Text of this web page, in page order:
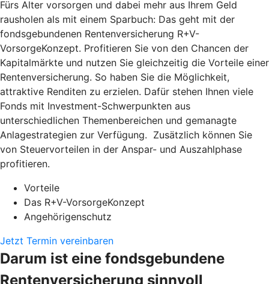
Fürs Alter vorsorgen und dabei mehr aus Ihrem Geld
rausholen als mit einem Sparbuch: Das geht mit der
fondsgebundenen Rentenversicherung R+V-
VorsorgeKonzept. Profitieren Sie von den Chancen der
Kapitalmärkte und nutzen Sie gleichzeitig die Vorteile einer
Rentenversicherung. So haben Sie die Möglichkeit,
attraktive Renditen zu erzielen. Dafür stehen Ihnen viele
Fonds mit Investment-Schwerpunkten aus
unterschiedlichen Themenbereichen und gemanagte
Anlagestrategien zur Verfügung. Zusätzlich können Sie
von Steuervorteilen in der Anspar- und Auszahlphase
profitieren.
Vorteile
Das R+V-VorsorgeKonzept
Angehörigenschutz
Jetzt Termin vereinbaren
Darum ist eine fondsgebundene
Rentenversicherung sinnvoll